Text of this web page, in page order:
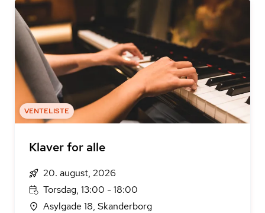
VENTELISTE
Klaver for alle
20. august, 2026
Torsdag, 13:00 - 18:00
Asylgade 18, Skanderborg